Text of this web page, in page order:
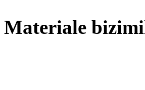
Materiale